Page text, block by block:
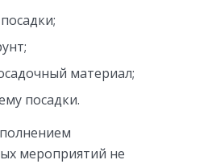
материал;
посадки.
мероприятий не